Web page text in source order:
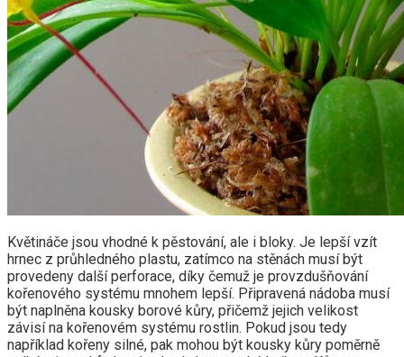
Květináče jsou vhodné k pěstování, ale i bloky. Je lepší vzít
hrnec z průhledného plastu, zatímco na stěnách musí být
provedeny další perforace, díky čemuž je provzdušňování
kořenového systému mnohem lepší. Připravená nádoba musí
být naplněna kousky borové kůry, přičemž jejich velikost
závisí na kořenovém systému rostlin. Pokud jsou tedy
například kořeny silné, pak mohou být kousky kůry poměrně